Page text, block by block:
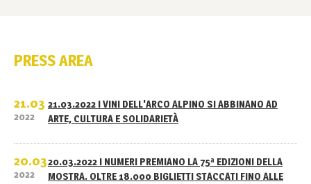
PRESS AREA
21.03
2022
21.03.2022 I VINI DELL'ARCO ALPINO SI ABBINANO AD
ARTE, CULTURA E SOLIDARIETÀ
20.03
2022
20.03.2022 I NUMERI PREMIANO LA 75ª EDIZIONI DELLA
MOSTRA. OLTRE 18.000 BIGLIETTI STACCATI FINO ALLE